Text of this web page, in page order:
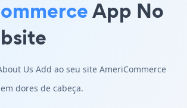
App No
Us Add ao seu site AmeriCommerce
dores de cabeça.